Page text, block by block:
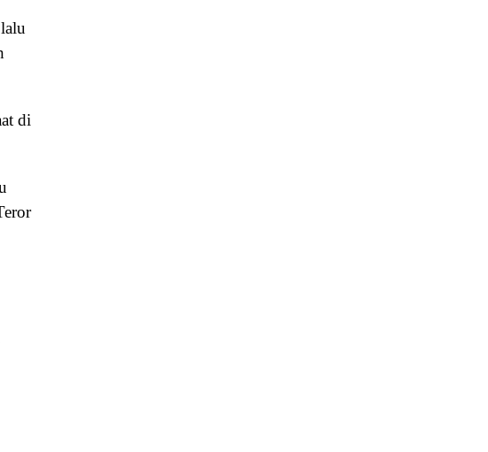
di